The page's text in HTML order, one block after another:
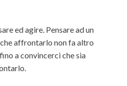
ed agire. Pensare ad un
affrontarlo non fa altro
a convincerci che sia